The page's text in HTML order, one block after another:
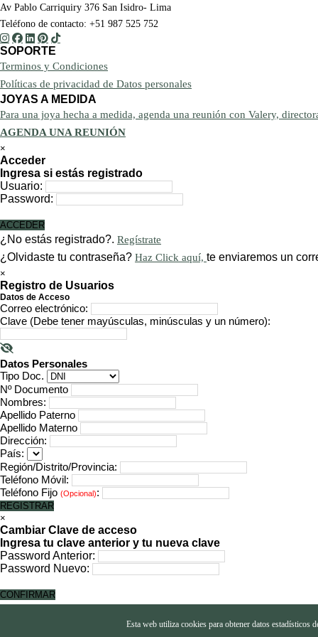
Av Pablo Carriquiry 376 San Isidro- Lima
Teléfono de contacto: +51 987 525 752
SOPORTE
Terminos y Condiciones
Políticas de privacidad de Datos personales
JOYAS A MEDIDA
Para una joya hecha a medida, agenda una reunión con Valery,
AGENDA UNA REUNIÓN
×
Acceder
Ingresa si estás registrado
Usuario:
Password:
ACCEDER
¿No estás registrado?. Regístrate
¿Olvidaste tu contraseña? Haz Click aquí, te enviaremos un
×
Registro de Usuarios
Datos de Acceso
Correo electrónico:
Clave (Debe tener mayúsculas, minúsculas y un número):
Datos Personales
Tipo Doc.
Nº Documento
Nombres:
Apellido Paterno
Apellido Materno
Dirección:
País:
Región/Distrito/Provincia:
Teléfono Móvil:
Teléfono Fijo (Opcional):
REGISTRAR
×
Cambiar Clave de acceso
Ingresa tu clave anterior y tu nueva clave
Password Anterior:
Password Nuevo:
CONFIRMAR
Esta web utiliza cookies para obtener datos estadísticos